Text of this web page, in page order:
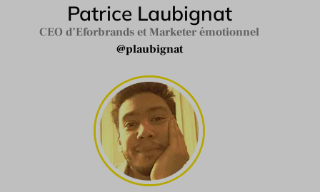
Patrice Laubignat
CEO d’Eforbrands et Marketer émotionnel
@plaubignat